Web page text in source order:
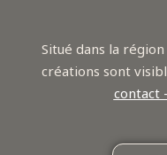
Situé dans la
créations sont
contact